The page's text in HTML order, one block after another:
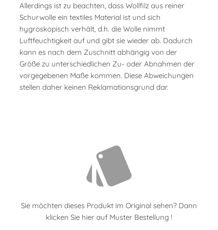
Allerdings ist zu beachten, dass Wollfilz aus reiner
Schurwolle ein textiles Material ist und sich
hygroskopisch verhält, d.h. die Wolle nimmt
Luftfeuchtigkeit auf und gibt sie wieder ab. Dadurch
kann es nach dem Zuschnitt abhängig von der
Größe zu unterschiedlichen Zu- oder Abnahmen der
vorgegebenen Maße kommen. Diese Abweichungen
stellen daher keinen Reklamationsgrund dar.
Sie möchten dieses Produkt im Original sehen? Dann
klicken Sie hier auf Muster Bestellung !